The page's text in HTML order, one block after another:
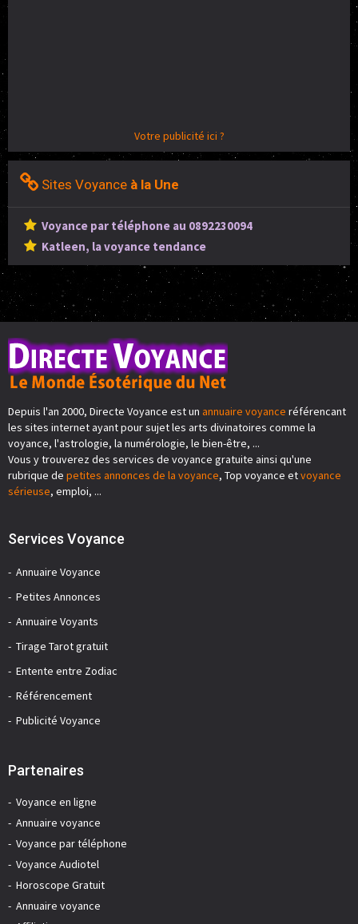
Votre publicité ici ?
Sites Voyance à la Une
Voyance par téléphone au 0892230094
Katleen, la voyance tendance
Depuis l'an 2000, Directe Voyance est un annuaire voyance référencant
les sites internet ayant pour sujet les arts divinatoires comme la
voyance, l'astrologie, la numérologie, le bien-être, ...
Vous y trouverez des services de voyance gratuite ainsi qu'une
rubrique de petites annonces de la voyance, Top voyance etvoyance
sérieuse, emploi, ...
Services Voyance
Annuaire Voyance
Petites Annonces
Annuaire Voyants
Tirage Tarot gratuit
Entente entre Zodiac
Référencement
Publicité Voyance
Partenaires
Voyance en ligne
Annuaire voyance
Voyance par téléphone
Voyance Audiotel
Horoscope Gratuit
Annuaire voyance